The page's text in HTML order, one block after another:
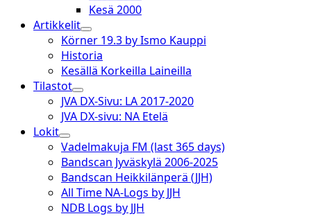
Kesä 2000
Artikkelit
open
dropdown
menu
Körner 19.3 by Ismo Kauppi
Historia
Kesällä Korkeilla Laineilla
Tilastot
open
dropdown
menu
JVA DX-Sivu: LA 2017-2020
JVA DX-sivu: NA Etelä
Lokit
open
dropdown
menu
Vadelmakuja FM (last 365 days)
Bandscan Jyväskylä 2006-2025
Bandscan Heikkilänperä (JJH)
All Time NA-Logs by JJH
NDB Logs by JJH